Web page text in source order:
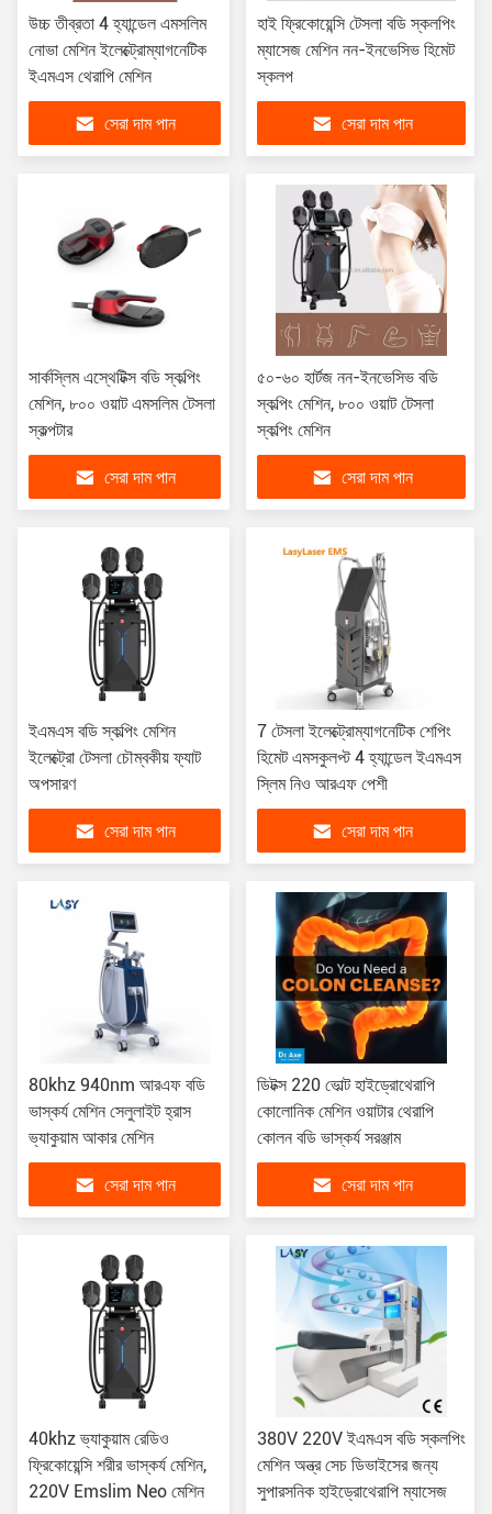
উচ্চ তীব্রতা 4 হ্যান্ডেল এমসলিম
নোভা মেশিন ইলেক্ট্রোম্যাগনেটিক
ইএমএস থেরাপি মেশিন
সেরা দাম পান
হাই ফ্রিকোয়েন্সি টেসলা বডি স্কলপিং
ম্যাসেজ মেশিন নন-ইনভেসিভ হিমেট
স্কলপ
সেরা দাম পান
সার্কস্লিম এস্থেটিক্স বডি স্কল্পিং
মেশিন, ৮০০ ওয়াট এমসলিম টেসলা
স্কল্পটার
সেরা দাম পান
৫০-৬০ হার্টজ নন-ইনভেসিভ বডি
স্কল্পিং মেশিন, ৮০০ ওয়াট টেসলা
স্কল্পিং মেশিন
সেরা দাম পান
ইএমএস বডি স্কল্পিং মেশিন
ইলেক্ট্রো টেসলা চৌম্বকীয় ফ্যাট
অপসারণ
সেরা দাম পান
7 টেসলা ইলেক্ট্রোম্যাগনেটিক শেপিং
হিমেট এমসকুলপ্ট 4 হ্যান্ডেল ইএমএস
স্লিম নিও আরএফ পেশী
সেরা দাম পান
80khz 940nm আরএফ বডি
ভাস্কর্য মেশিন সেলুলাইট হ্রাস
ভ্যাকুয়াম আকার মেশিন
সেরা দাম পান
ডিটক্স 220 ভোল্ট হাইড্রোথেরাপি
কোলোনিক মেশিন ওয়াটার থেরাপি
কোলন বডি ভাস্কর্য সরঞ্জাম
সেরা দাম পান
40khz ভ্যাকুয়াম রেডিও
ফ্রিকোয়েন্সি শরীর ভাস্কর্য মেশিন,
220V Emslim Neo মেশিন
380V 220V ইএমএস বডি স্কলপিং
মেশিন অন্ত্র সেচ ডিভাইসের জন্য
সুপারসনিক হাইড্রোথেরাপি ম্যাসেজ